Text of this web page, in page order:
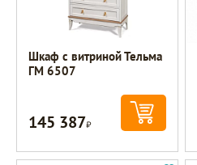
Шкаф с витриной Тельма
ГМ 6507
145 387Р